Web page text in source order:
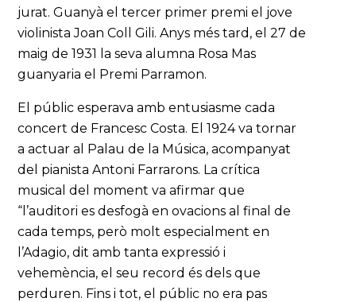
jurat. Guanyà el tercer primer premi el jove
violinista Joan Coll Gili. Anys més tard, el 27 de
maig de 1931 la seva alumna Rosa Mas
guanyaria el Premi Parramon.
El públic esperava amb entusiasme cada
concert de Francesc Costa. El 1924 va tornar
a actuar al Palau de la Música, acompanyat
del pianista Antoni Farrarons. La crítica
musical del moment va afirmar que
“l’auditori es desfogà en ovacions al final de
cada temps, però molt especialment en
l’Adagio, dit amb tanta expressió i
vehemència, el seu record és dels que
perduren. Fins i tot, el públic no era pas